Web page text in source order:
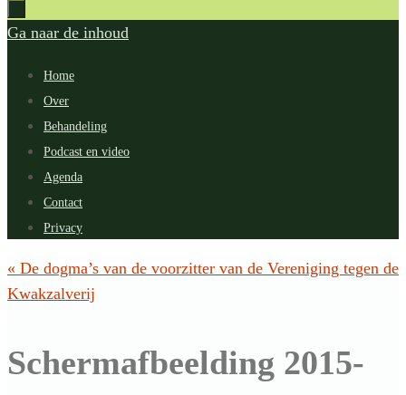
Ga naar de inhoud
Home
Over
Behandeling
Podcast en video
Agenda
Contact
Privacy
« De dogma’s van de voorzitter van de Vereniging tegen de
Kwakzalverij
Schermafbeelding 2015-